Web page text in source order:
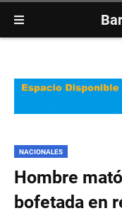
NACIONALES
Hombre
bofetada en